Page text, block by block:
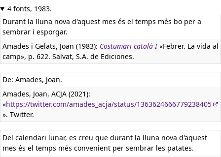
4 fonts, 1983.
Durant la lluna nova d'aquest mes és el temps més bo per a
sembrar i esporgar.
Amades i Gelats, Joan (1983): Costumari català I«Febrer. La vida al
camp», p. 622. Salvat, S.A. de Ediciones.
De: Amades, Joan.
Amades, Joan, ACJA (2021):
«https://twitter.com/amades_acja/status/1363624666779238405
». Twitter.
Del calendari lunar, es creu que durant la lluna nova d'aquest
mes és el temps més convenient per sembrar les patates.